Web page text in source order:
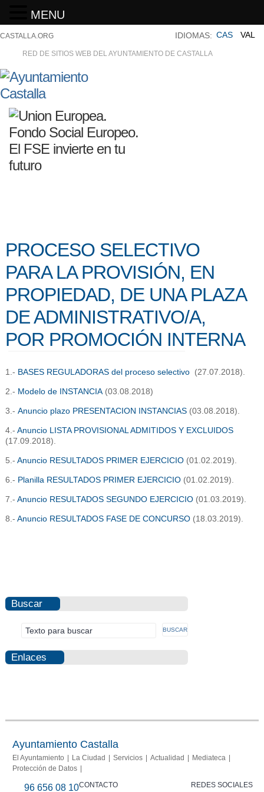
CASTALLA.ORG
RED DE SITIOS WEB DEL AYUNTAMIENTO DE CASTALLA
IDIOMAS: CAS VAL
PROCESO SELECTIVO
PARA LA PROVISIÓN, EN
PROPIEDAD, DE UNA PLAZA
DE ADMINISTRATIVO/A,
POR PROMOCIÓN INTERNA
1.- BASES REGULADORAS del proceso selectivo (27.07.2018).
2.- Modelo de INSTANCIA(03.08.2018)
3.- Anuncio plazo PRESENTACION INSTANCIAS(03.08.2018).
4.- Anuncio LISTA PROVISIONAL ADMITIDOS Y EXCLUIDOS
(17.09.2018).
5.- Anuncio RESULTADOS PRIMER EJERCICIO(01.02.2019).
6.- Planilla RESULTADOS PRIMER EJERCICIO(01.02.2019).
7.- Anuncio RESULTADOS SEGUNDO EJERCICIO(01.03.2019).
8.- Anuncio RESULTADOS FASE DE CONCURSO(18.03.2019).
Buscar
Enlaces
Photovoltaic
Fraud
Ayuntamiento Castalla
El Ayuntamiento La Ciudad Servicios Actualidad
Mediateca
Protección de Datos
CONTACTO
96 656 08 10 REDES SOCIALES
MENU